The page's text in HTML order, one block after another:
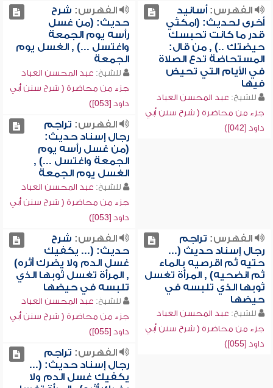
الفهرس:أسانيد
أخرى لحديث: (امكثي
قدر ما كانت تحبسك
حيضتك ..) , من قال:
المستحاضة تدع الصلاة
في الأيام التي تحيض
فيها
للشيخ: عبد المحسن العباد
جزء من محاضرة ( شرح سنن أبي
داود [042])
الفهرس: شرح
حديث: (من غسل
رأسه يوم الجمعة
واغتسل ...) , الغسل يوم
الجمعة
للشيخ: عبد المحسن العباد
جزء من محاضرة ( شرح سنن أبي
داود [053])
الفهرس: تراجم
رجال إسناد حديث:
(من غسل رأسه يوم
الجمعة واغتسل ...) ,
الغسل يوم الجمعة
للشيخ: عبد المحسن العباد
جزء من محاضرة ( شرح سنن أبي
داود [053])
الفهرس: تراجم
رجال إسناد حديث (...
حتيه ثم اقرصيه بالماء
ثم انضحيه) , المرأة تغسل
ثوبها الذي تلبسه في
حيضها
للشيخ: عبد المحسن العباد
جزء من محاضرة ( شرح سنن أبي
داود [055])
الفهرس: شرح
حديث: (... يكفيك
غسل الدم ولا يضرك أثره)
, المرأة تغسل ثوبها الذي
تلبسه في حيضها
للشيخ: عبد المحسن العباد
جزء من محاضرة ( شرح سنن أبي
داود [055])
الفهرس: تراجم
رجال إسناد حديث: (...
يكفيك غسل الدم ولا